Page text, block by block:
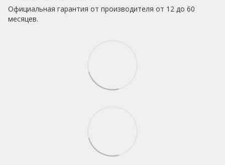
Официальная гарантия от производителя от 12 до 60
месяцев.